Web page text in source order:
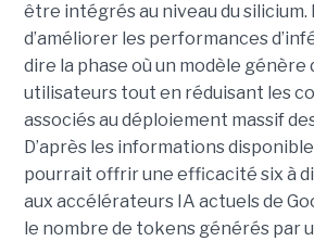
être intégrés au niveau du silicium.
d’améliorer les performances
dire la phase où un modèle génère
utilisateurs tout en réduisant les
associés au déploiement massif
D’après les informations
pourrait offrir une efficacité six à
aux accélérateurs IA actuels de
le nombre de tokens générés par